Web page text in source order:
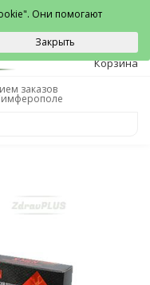
0
Корзина
заказов
Они помогают
Закрыть